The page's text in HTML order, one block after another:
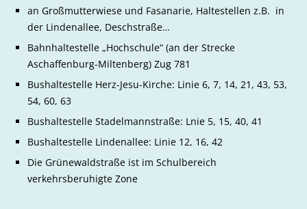
an Großmutterwiese und Fasanarie, Haltestellen z.B. in
der Lindenallee, Deschstraße…
Bahnhaltestelle „Hochschule“ (an der Strecke
Aschaffenburg-Miltenberg) Zug 781
Bushaltestelle Herz-Jesu-Kirche: Linie 6, 7, 14, 21, 43, 53,
54, 60, 63
Bushaltestelle Stadelmannstraße: Lnie 5, 15, 40, 41
Bushaltestelle Lindenallee: Linie 12, 16, 42
Die Grünewaldstraße ist im Schulbereich
verkehrsberuhigte Zone